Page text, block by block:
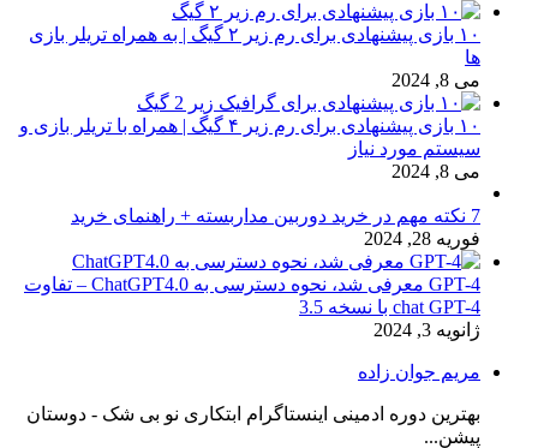
۱۰ بازی پیشنهادی برای رم زیر ۲ گیگ | به همراه تریلر بازی
ها
می 8, 2024
۱۰ بازی پیشنهادی برای رم زیر ۴ گیگ | همراه با تریلر بازی و
سیستم مورد نیاز
می 8, 2024
7 نکته مهم در خرید دوربین مداربسته + راهنمای خرید
فوریه 28, 2024
GPT-4 معرفی شد، نحوه دسترسی به ChatGPT4.0 – تفاوت
chat GPT-4 با نسخه 3.5
ژانویه 3, 2024
مریم جوان زاده
بهترین دوره ادمینی اینستاگرام ابتکاری نو بی شک - دوستان
پیشن...